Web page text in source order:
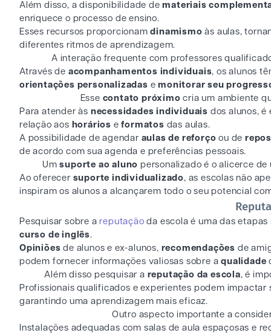
Além disso, a disponibilidade demateriais
enriquece o processo de ensino.
Esses recursos proporcionamdinamismoàs aulas,
diferentes ritmos de aprendizagem.
A interação frequente com professores
Através de acompanhamentos individuais, os alunos
orientações personalizadas emonitorar seu
Esse contato próximo cria um ambiente
Para atender às necessidades individuais dos alunos,
relação aos horários eformatos das aulas.
A possibilidade de agendar aulas de reforço ou de
de acordo com sua agenda e preferências pessoais.
Umsuporte ao aluno personalizado é o alicerce
Ao oferecer suporte individualizado, as escolas não
inspiram os alunos a alcançarem todo o seu potencial
Pesquisar sobre a reputação da escola é uma das
curso de inglês.
Opiniõesde alunos e ex-alunos, recomendações de
podem fornecer informações valiosas sobre aqualidade
Além disso pesquisar a reputação da escola, é
Profissionais qualificados e experientes podem
garantindo uma aprendizagem mais eficaz.
Outro aspecto importante a
Instalações adequadas com salas de aula espaçosas e